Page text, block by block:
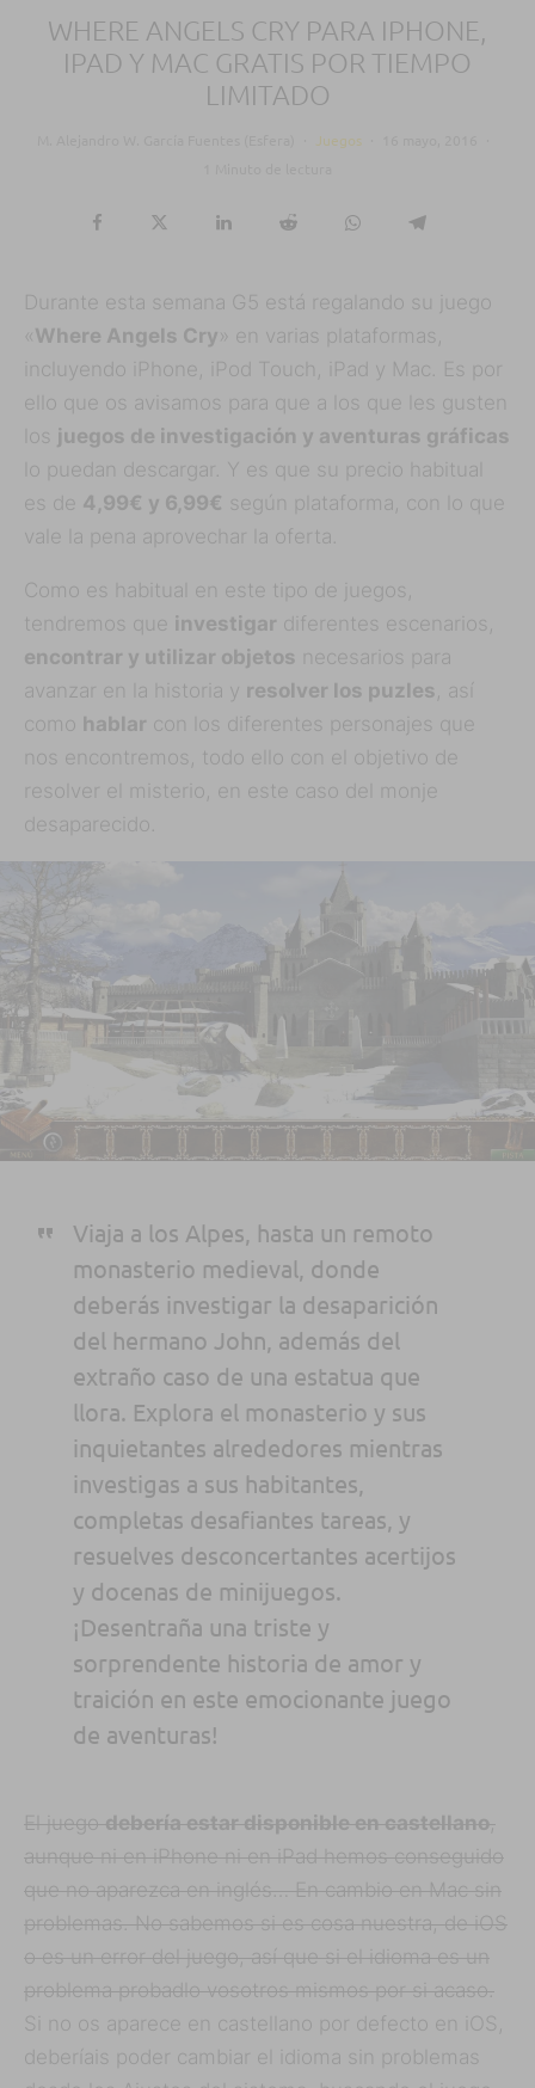
WHERE ANGELS CRY PARA IPHONE,
IPAD Y MAC GRATIS POR TIEMPO
LIMITADO
Juegos
Durante esta semana G5 está regalando su juego
Where Angels Cry » en varias plataformas,
incluyendo iPhone, iPod Touch, iPad y Mac. Es por
ello que os avisamos para que a los que les gusten
los
juegos de investigación y aventuras gráficas
lo puedan descargar. Y es que su precio habitual
es de 4,99€ y 6,99€ según plataforma, con lo que
vale la pena aprovechar la oferta.
Como es habitual en este tipo de juegos,
tendremos que
investigar diferentes escenarios,
encontrar y utilizar objetos necesarios para
avanzar en la historia y resolver los puzles , así
como hablar con los diferentes personajes que
nos encontremos, todo ello con el objetivo de
resolver el misterio, en este caso del monje
desaparecido.
Viaja a los Alpes, hasta un remoto
monasterio medieval, donde
deberás investigar la desaparición
del hermano John, además del
extraño caso de una estatua que
llora. Explora el monasterio y sus
inquietantes alrededores mientras
investigas a sus habitantes,
completas desafiantes tareas, y
resuelves desconcertantes acertijos
y docenas de minijuegos.
¡Desentraña una triste y
sorprendente historia de amor y
traición en este emocionante juego
de aventuras!
El juegodebería estar disponible en castellano,
aunque ni en iPhone ni en iPad hemos conseguido
que no aparezca en inglés… En cambio en Mac sin
problemas. No sabemos si es cosa nuestra, de iOS
o es un error del juego, así que si el idioma es un
problema probadlo vosotros mismos por si acaso.
Si no os aparece en castellano por defecto en iOS,
deberíais poder cambiar el idioma sin problemas